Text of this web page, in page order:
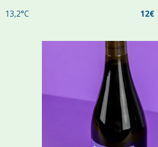
13,2°C 12€